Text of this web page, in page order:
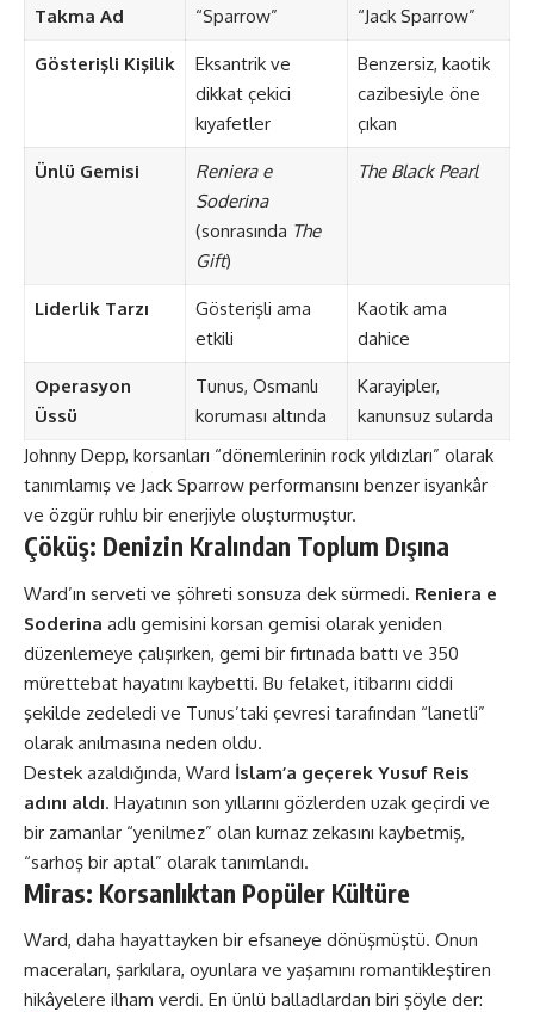
Takma Ad “Sparrow” “Jack Sparrow”
Gösterişli Kişilik
Eksantrik ve
dikkat çekici
kıyafetler
Benzersiz, kaotik
cazibesiyle öne
çıkan
Ünlü Gemisi
Reniera e
Soderina
(sonrasında The
Gift)
The Black Pearl
Liderlik Tarzı
Gösterişli ama
etkili
Kaotik ama
dahice
Operasyon
Üssü
Tunus, Osmanlı
koruması altında
Karayipler,
kanunsuz sularda
Johnny Depp, korsanları “dönemlerinin rock yıldızları” olarak
tanımlamış ve Jack Sparrow performansını benzer isyankâr
ve özgür ruhlu bir enerjiyle oluşturmuştur​​.
Çöküş: Denizin Kralından Toplum Dışına
Ward’ın serveti ve şöhreti sonsuza dek sürmedi. Reniera e
Soderina adlı gemisini korsan gemisi olarak yeniden
düzenlemeye çalışırken, gemi bir fırtınada battı ve 350
mürettebat hayatını kaybetti. Bu felaket, itibarını ciddi
şekilde zedeledi ve Tunus’taki çevresi tarafından “lanetli”
olarak anılmasına neden oldu.
Destek azaldığında, Ward İslam’a geçerek Yusuf Reis
adını aldı. Hayatının son yıllarını gözlerden uzak geçirdi ve
bir zamanlar “yenilmez” olan kurnaz zekasını kaybetmiş,
“sarhoş bir aptal” olarak tanımlandı​​.
Miras: Korsanlıktan Popüler Kültüre
Ward, daha hayattayken bir efsaneye dönüşmüştü. Onun
maceraları, şarkılara, oyunlara ve yaşamını romantikleştiren
hikâyelere ilham verdi. En ünlü balladlardan biri şöyle der: